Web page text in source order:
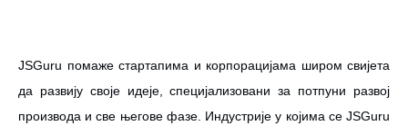
JSGuru помаже стартапима и корпорацијама широм свијета
да развију своје идеје, специјализовани за потпуни развој
производа и све његове фазе. Индустрије у којима се JSGuru